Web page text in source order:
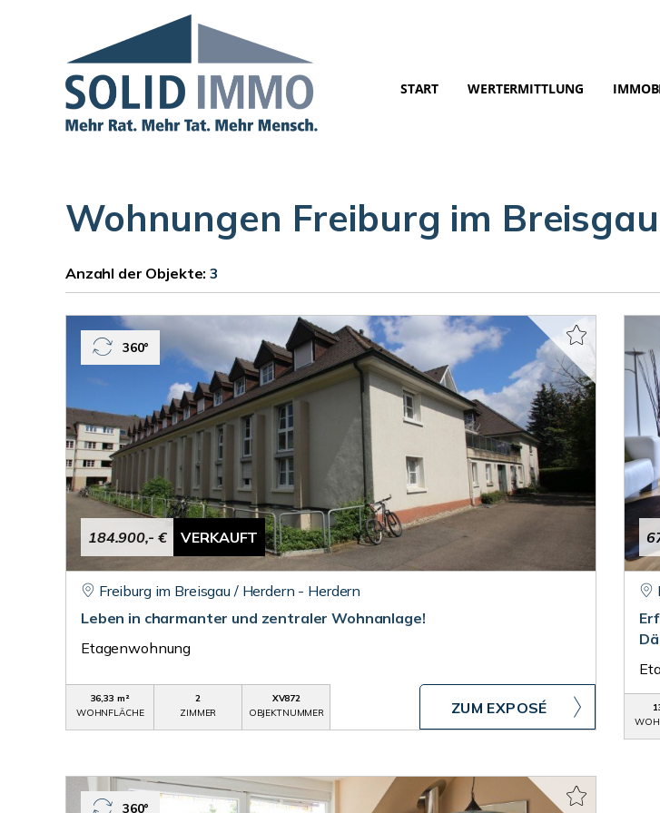
START WERTERMITTLUNG
Wohnungen Freiburg im
Anzahl der Objekte:3
184.900,- € VERKAUFT
360°
Freiburg im Breisgau / Herdern - Herdern
Leben in charmanter und zentraler Wohnanlage!
Etagenwohnung
36,33 m²
WOHNFLÄCHE
2
ZIMMER
XV872
OBJEKTNUMMER
ZUM EXPOSÉ
360°